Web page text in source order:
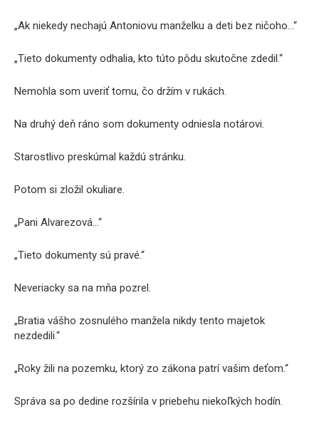
„Ak niekedy nechajú Antoniovu manželku a deti bez ničoho…“
„Tieto dokumenty odhalia, kto túto pôdu skutočne zdedil.“
Nemohla som uveriť tomu, čo držím v rukách.
Na druhý deň ráno som dokumenty odniesla notárovi.
Starostlivo preskúmal každú stránku.
Potom si zložil okuliare.
„Pani Alvarezová…“
„Tieto dokumenty sú pravé.“
Neveriacky sa na mňa pozrel.
„Bratia vášho zosnulého manžela nikdy tento majetok
nezdedili.“
„Roky žili na pozemku, ktorý zo zákona patrí vašim deťom.“
Správa sa po dedine rozšírila v priebehu niekoľkých hodín.